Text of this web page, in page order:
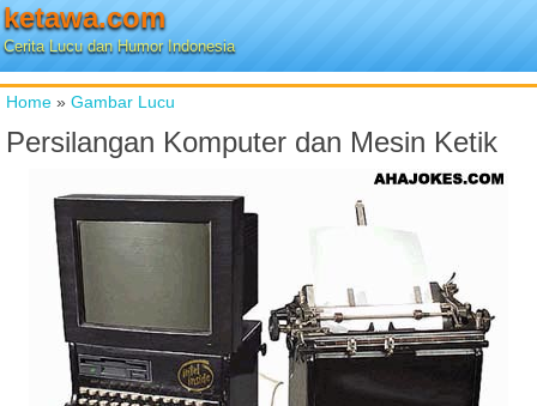
ketawa.com
Cerita Lucu dan Humor Indonesia
Home » Gambar Lucu
Persilangan Komputer dan Mesin Ketik